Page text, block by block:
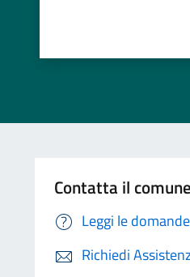
Contatta il comune
Leggi le
Richiedi